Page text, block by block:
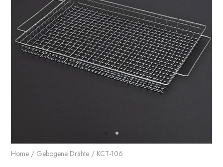
Home / Gebogene Drähte / KCT-106